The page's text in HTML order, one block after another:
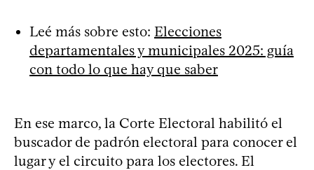
Leé más sobre esto: Elecciones
departamentales y municipales 2025: guía
con todo lo que hay que saber
En ese marco, la Corte Electoral habilitó el
buscador de padrón electoral para conocer el
lugar y el circuito para los electores. El